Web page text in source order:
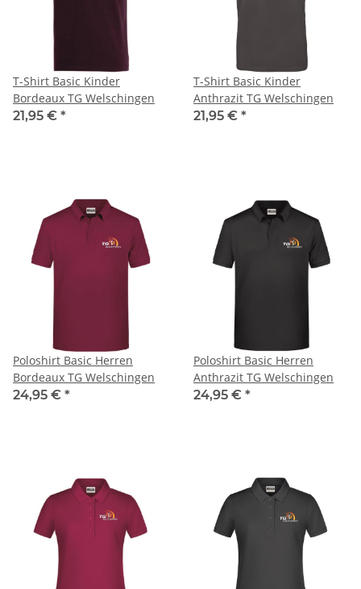
T-Shirt Basic Kinder
Bordeaux TG Welschingen
21,95 € *
T-Shirt Basic Kinder
Anthrazit TG Welschingen
21,95 € *
Poloshirt Basic Herren
Bordeaux TG Welschingen
24,95 € *
Poloshirt Basic Herren
Anthrazit TG Welschingen
24,95 € *